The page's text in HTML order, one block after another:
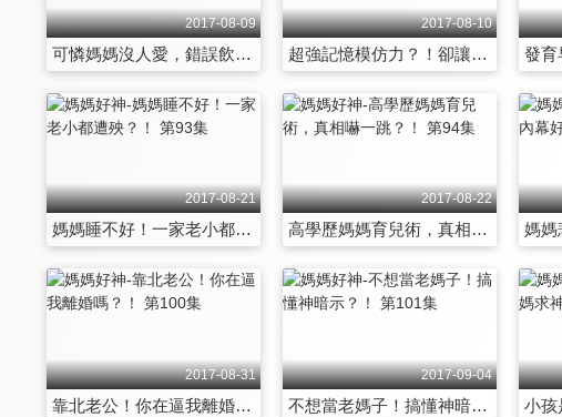
2017-08-09
可憐媽媽沒人愛，錯誤飲食害慘自己！ 第87集
2017-08-10
超強記憶模仿力？！卻讓媽媽大出糗！ 第88集
2017-08-21
媽媽睡不好！一家老小都遭殃？！ 第93集
2017-08-22
高學歷媽媽育兒術，真相嚇一跳？！ 第94集
2017-08-31
靠北老公！你在逼我離婚嗎？！ 第100集
2017-09-04
不想當老媽子！搞懂神暗示？！ 第101集